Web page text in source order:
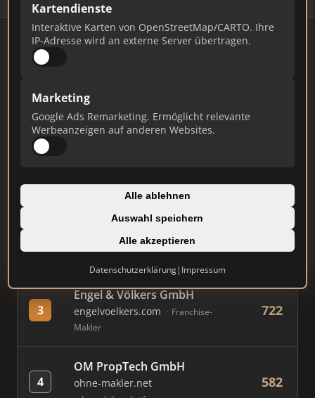
Kartendienste
Interaktive Karten von OpenStreetMap/CARTO. Ihre
IP-Adresse wird an externe Server übertragen.
Marketing
Google Ads Remarketing. Ermöglicht relevante
Werbeanzeigen auf anderen Websites.
Alle ablehnen
Auswahl speichern
Alle akzeptieren
Datenschutzerklärung| Impressum
# MAKLER / FIRMA
1 immobilienscout24.de
Immobilienplattform
802
AVIV Germany GmbH
immowelt.de Immobilienplattform
3
Engel & Völkers GmbH
engelvoelkers.com
Franchise-
Makler
722
4
OM PropTech GmbH
ohne-makler.net 582